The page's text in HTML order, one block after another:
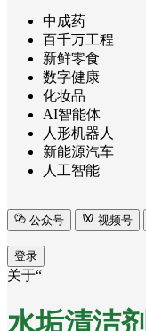
中成药
百千万工程
新鲜零食
数字健康
化妆品
AI智能体
人形机器人
新能源汽车
人工智能
公众号 视频号
登录
关于“
水垢清洁剂